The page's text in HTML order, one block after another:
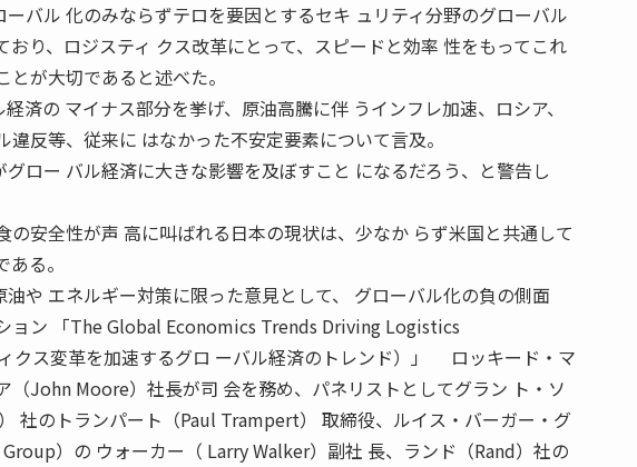
バル 化のみならずテロを要因とするセキ ュリティ分野のグローバル
おり、ロジスティ クス改革にとって、スピードと効率 性をもってこれ
が大切であると述べた。
済の マイナス部分を挙げ、原油高騰に伴 うインフレ加速、ロシア、
反等、従来に はなかった不安定要素について言及。
ロー バル経済に大きな影響を及ぼすこと になるだろう、と警告し
の安全性が声 高に叫ばれる日本の現状は、少なか らず米国と共通して
る。
や エネルギー対策に限った意見として、 グローバル化の負の側面
ン 「The Global Economics Trends Driving Logistics
クス変革を加速するグロ ーバル経済のトレンド）」 ロッキード・マ
（John Moore）社長が司 会を務め、パネリストとしてグラン ト・ソ
社のトランパート（Paul Trampert） 取締役、ルイス・バーガー・グ
）の ウォーカー（ Larry Walker）副社 長、ランド（Rand）社の